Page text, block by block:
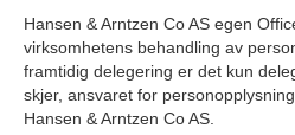
Hansen & Arntzen Co AS egen
virksomhetens behandling av
framtidig delegering er det kun
skjer, ansvaret for
Hansen & Arntzen Co AS.